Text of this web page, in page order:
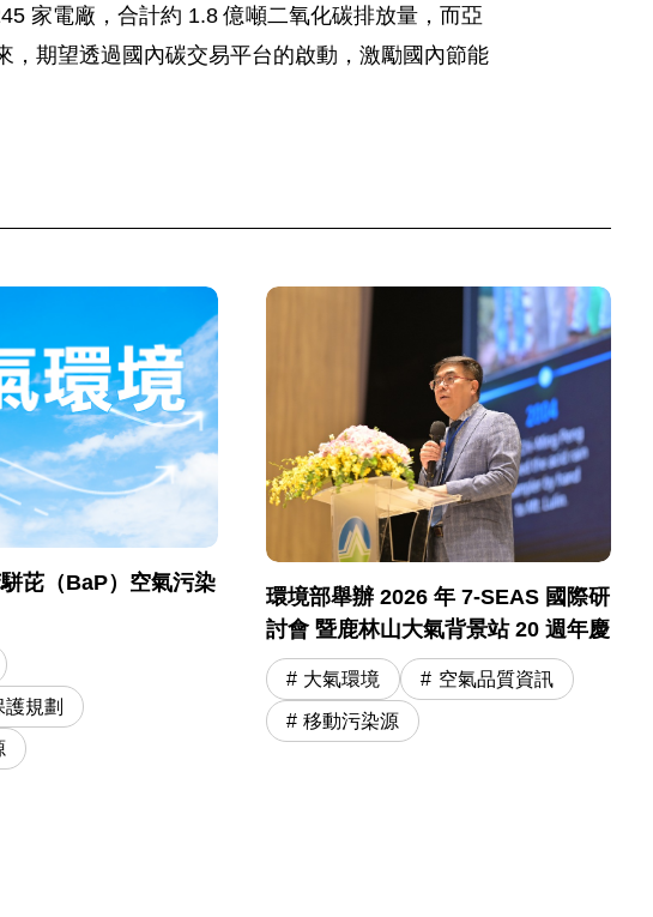
家電廠，合計約 1.8 億噸二氧化碳排放量，而亞
期望透過國內碳交易平台的啟動，激勵國內節能
芘（BaP）空氣污染
規劃
環境部舉辦 2026 年 7-SEAS 國際研
討會 暨鹿林山大氣背景站 20 週年慶
大氣環境 空氣品質資訊
移動污染源